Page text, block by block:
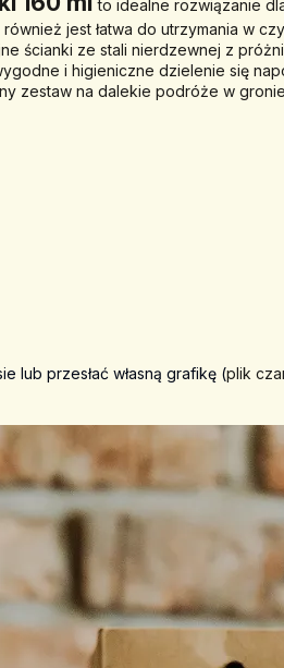
to idealne rozwiązanie
jest łatwa do utrzymania w
ścianki ze stali nierdzewnej z
i higieniczne dzielenie się
zestaw na dalekie podróże w
lub przesłać własną grafikę (plik